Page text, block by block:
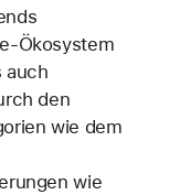
Ökosystem
auch
den
wie dem
wie